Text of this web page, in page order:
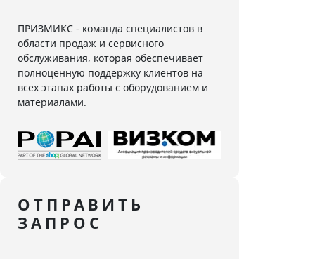
ПРИЗМИКС - команда специалистов в
области продаж и сервисного
обслуживания, которая обеспечивает
полноценную поддержку клиентов на
всех этапах работы с оборудованием и
материалами.
ОТПРАВИТЬ
ЗАПРОС